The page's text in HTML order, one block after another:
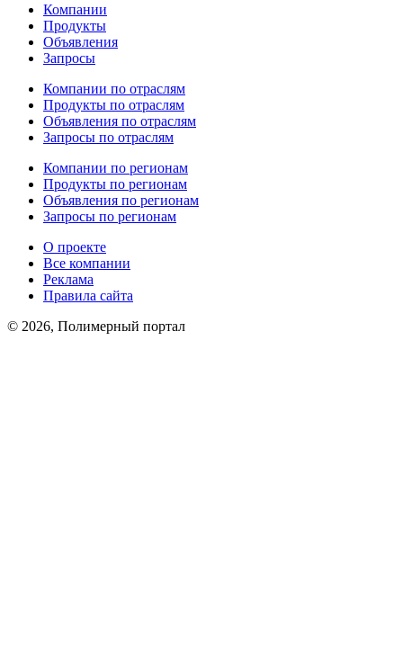
Компании
Продукты
Объявления
Запросы
Компании по отраслям
Продукты по отраслям
Объявления по отраслям
Запросы по отраслям
Компании по регионам
Продукты по регионам
Объявления по регионам
Запросы по регионам
О проекте
Все компании
Реклама
Правила сайта
© 2026, Полимерный портал